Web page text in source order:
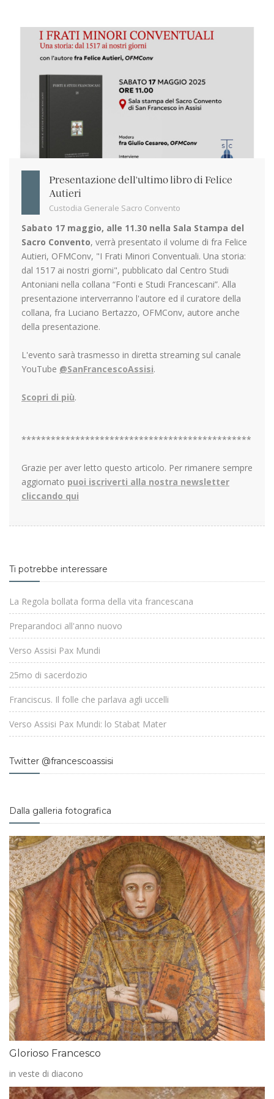
Presentazione dell'ultimo libro di Felice
Autieri
Custodia Generale Sacro Convento
Sabato 17 maggio, alle 11.30 nella Sala Stampa del
Sacro Convento, verrà presentato il volume di fra Felice
Autieri, OFMConv, "I Frati Minori Conventuali. Una storia:
dal 1517 ai nostri giorni", pubblicato dal Centro Studi
Antoniani nella collana “Fonti e Studi Francescani”. Alla
presentazione interverranno l'autore ed il curatore della
collana, fra Luciano Bertazzo, OFMConv, autore anche
della presentazione.
L'evento sarà trasmesso in diretta streaming sul canale
YouTube @SanFrancescoAssisi.
Scopri di più.
***********************************************
Grazie per aver letto questo articolo. Per rimanere sempre
aggiornato puoi iscriverti alla nostra newsletter
cliccando qui
Ti potrebbe interessare
La Regola bollata forma della vita francescana
Preparandoci all'anno nuovo
Verso Assisi Pax Mundi
25mo di sacerdozio
Franciscus. Il folle che parlava agli uccelli
Verso Assisi Pax Mundi: lo Stabat Mater
Twitter @francescoassisi
Dalla galleria fotografica
Glorioso Francesco
in veste di diacono